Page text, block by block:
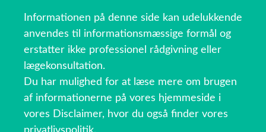
Informationen på denne side kan udelukkende
anvendes til informationsmæssige formål og
erstatter ikke professionel rådgivning eller
lægekonsultation.
Du har mulighed for at læse mere om brugen
af informationerne på vores hjemmeside i
vores Disclaimer, hvor du også finder vores